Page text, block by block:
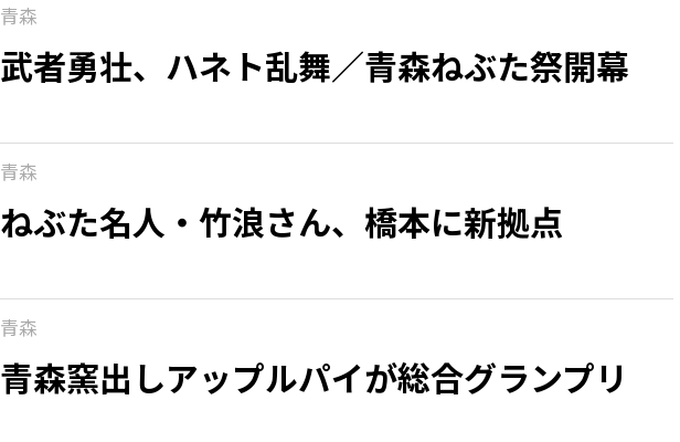
青森
武者勇壮、ハネト乱舞／青森ねぶた祭開幕
青森
ねぶた名人・竹浪さん、橋本に新拠点
青森
青森窯出しアップルパイが総合グランプリ